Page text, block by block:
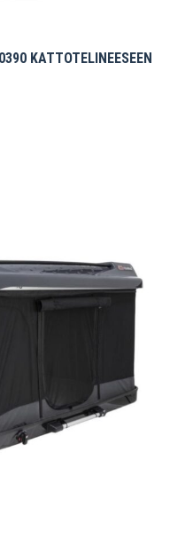
KATTOTELINEESEEN